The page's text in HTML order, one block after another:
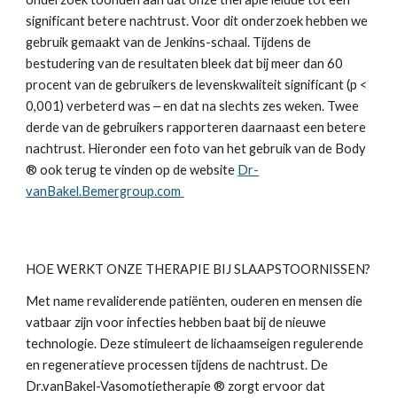
significant betere nachtrust. Voor dit onderzoek hebben we
gebruik gemaakt van de Jenkins-schaal. Tijdens de
bestudering van de resultaten bleek dat bij meer dan 60
procent van de gebruikers de levenskwaliteit significant (p <
0,001) verbeterd was ‒ en dat na slechts zes weken. Twee
derde van de gebruikers rapporteren daarnaast een betere
nachtrust. Hieronder een foto van het gebruik van de Body
® ook terug te vinden op de website Dr-
vanBakel.Bemergroup.com
HOE WERKT ONZE THERAPIE BIJ SLAAPSTOORNISSEN?
Met name revaliderende patiënten, ouderen en mensen die
vatbaar zijn voor infecties hebben baat bij de nieuwe
technologie. Deze stimuleert de lichaamseigen regulerende
en regeneratieve processen tijdens de nachtrust. De
Dr.vanBakel-Vasomotietherapie ® zorgt ervoor dat